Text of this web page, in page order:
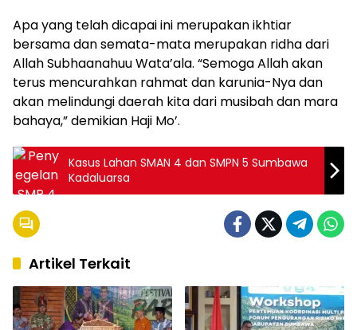
Apa yang telah dicapai ini merupakan ikhtiar
bersama dan semata-mata merupakan ridha dari
Allah Subhaanahuu Wata’ala. “Semoga Allah akan
terus mencurahkan rahmat dan karunia-Nya dan
akan melindungi daerah kita dari musibah dan mara
bahaya,” demikian Haji Mo’.
Kasus Lahan SMAN 4 dan SMPN 5 Sumbawa
Kadaluarsa
Artikel Terkait